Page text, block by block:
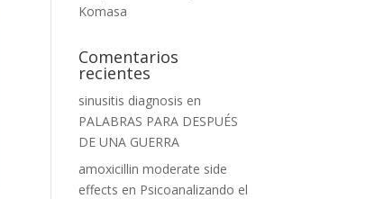
Komasa
Comentarios
recientes
sinusitis diagnosis en
PALABRAS PARA DESPUÉS
DE UNA GUERRA
amoxicillin moderate side
effects en Psicoanalizando el